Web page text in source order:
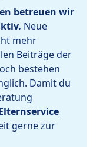
betreuen wir
Neue
mehr
Beiträge der
bestehen
Damit du
gerne zur